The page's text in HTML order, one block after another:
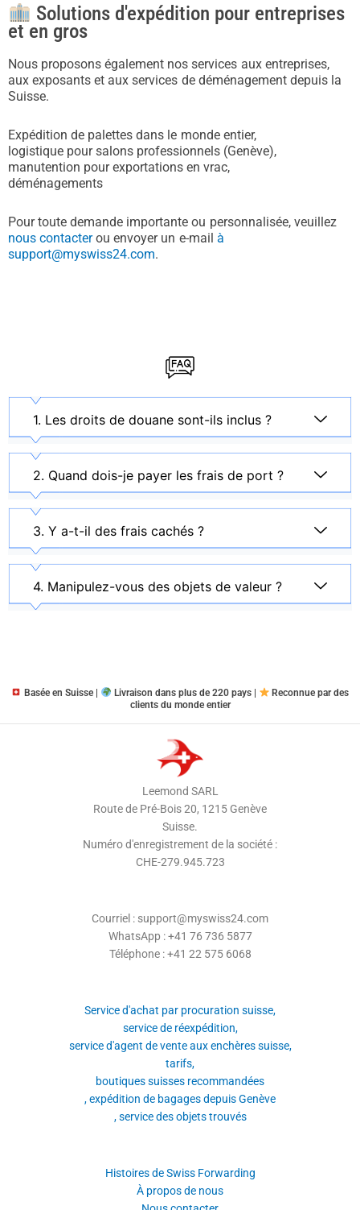
Solutions d'expédition pour entreprises
et en gros
Nous proposons également nos services aux entreprises,
aux exposants et aux services de déménagement depuis la
Suisse.
Expédition de palettes dans le monde entier,
logistique pour salons professionnels (Genève),
manutention pour exportations en vrac,
déménagements
Pour toute demande importante ou personnalisée, veuillez
nous contacterou envoyer un e-mail à
support@myswiss24.com.
1. Les droits de douane sont-ils inclus ?
2. Quand dois-je payer les frais de port ?
3. Y a-t-il des frais cachés ?
4. Manipulez-vous des objets de valeur ?
Basée en Suisse | Livraison dans plus de 220 pays |
Reconnue par des
clients du monde entier
Leemond SARL
Route de Pré-Bois 20, 1215 Genève
Suisse.
Numéro d'enregistrement de la société :
CHE-279.945.723
Courriel : support@myswiss24.com
WhatsApp : +41 76 736 5877
Téléphone : +41 22 575 6068
Service d'achat par procuration suisse,
service de réexpédition,
service d'agent de vente aux enchères suisse,
tarifs,
boutiques suisses recommandées
, expédition de bagages depuis Genève
, service des objets trouvés
Histoires de Swiss Forwarding
À propos de nous